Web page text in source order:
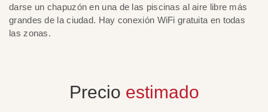
darse un chapuzón en una de las piscinas al aire libre más
grandes de la ciudad. Hay conexión WiFi gratuita en todas
las zonas.
Precio estimado